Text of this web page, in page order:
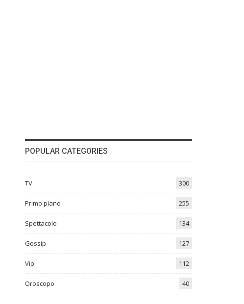
POPULAR CATEGORIES
TV 300
Primo piano 255
Spettacolo 134
Gossip 127
Vip 112
Oroscopo 40